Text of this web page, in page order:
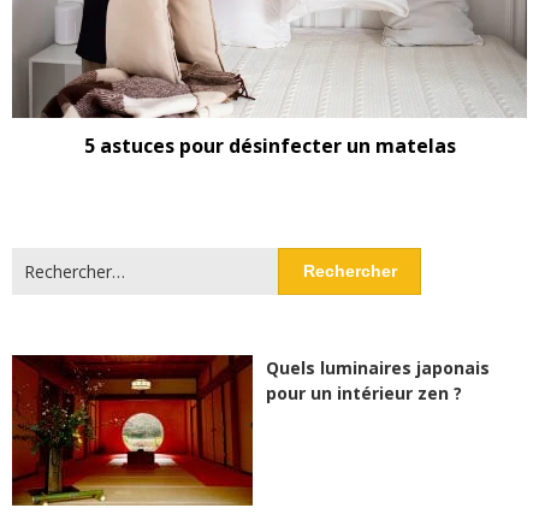
5 astuces pour désinfecter un matelas
Quels luminaires japonais
pour un intérieur zen ?